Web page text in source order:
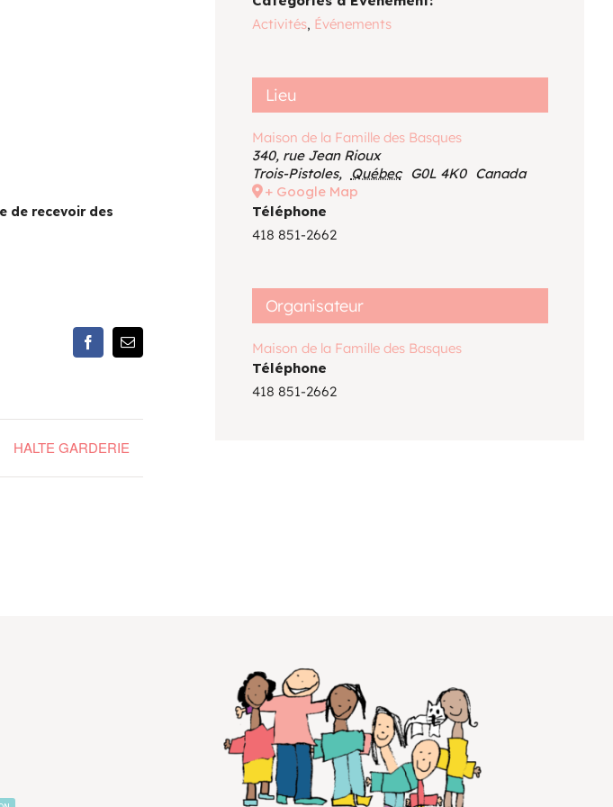
de recevoir des
FacebookEmail
HALTE GARDERIE
Activités, Événements
Lieu
Maison de la Famille des Basques
340, rue Jean Rioux
Trois-Pistoles, Québec G0L 4K0 Canada
+ Google Map
Téléphone
418 851-2662
Organisateur
Maison de la Famille des Basques
Téléphone
418 851-2662